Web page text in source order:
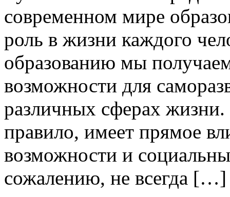
современном мире
роль в жизни каждого
образованию мы
возможности для
различных сферах жизни.
правило, имеет прямое
возможности и
сожалению, не всегда […]